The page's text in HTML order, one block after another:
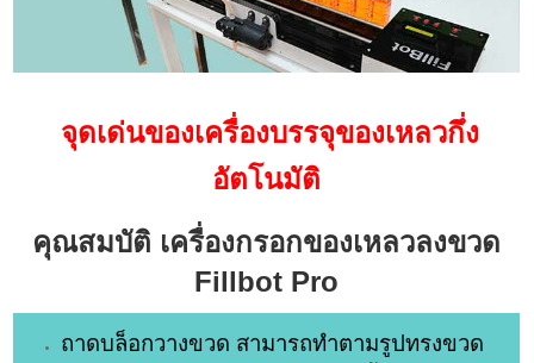
จุดเด่นของเครื่องบรรจุของเหลวกึ่ง
อัตโนมัติ
คุณสมบัติ เครื่องกรอกของเหลวลงขวด
Fillbot Pro
ถาดบล็อกวางขวด สามารถทำตามรูปทรงขวด